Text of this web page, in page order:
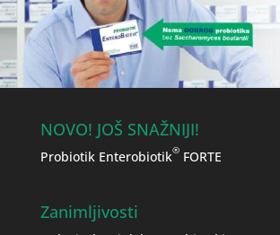
NOVO! JOŠ SNAŽNIJI!
Probiotik Enterobiotik®FORTE
Zanimljivosti